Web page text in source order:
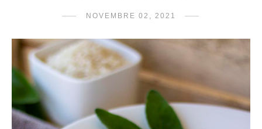
NOVEMBRE 02, 2021